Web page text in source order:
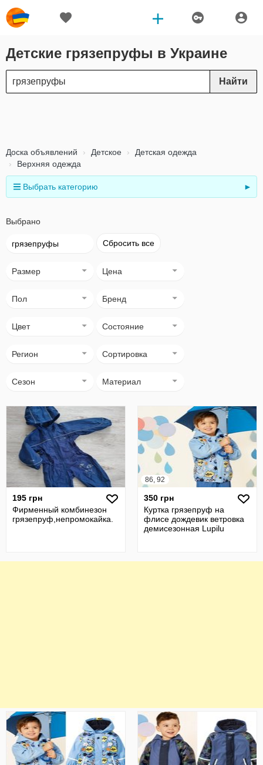
Детские грязепруфы в Украине
Найти
Доска объявлений Детское
Детская одежда
Верхняя одежда
Выбрать категорию ►
Выбрано
грязепруфы Сбросить все
Размер Цена
Пол Бренд
Цвет Состояние
Регион Сортировка
Сезон Материал
195 грн
Фирменный комбинезон
грязепруф,непромокайка.
86, 92
350 грн
Куртка грязепруф на
флисе дождевик ветровка
демисезонная Lupilu